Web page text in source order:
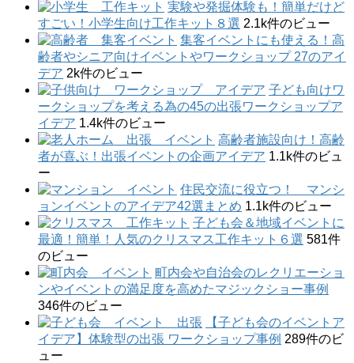
実験や発掘体験も！簡単だけど
すごい！小学生向け工作キット８選 2.1k件のビュー
集客イベントにも使える！高
齢者やシニア向けイベントやワークショップ 27のアイ
デア 2k件のビュー
子ども向けワ
ークショップを考える為の45の出張ワークショップア
イデア 1.4k件のビュー
高齢者施設向け！高齢
者が喜ぶ！出張イベントの企画アイデア 1.1k件のビュ
ー
住民交流に役立つ！ マンシ
ョンイベントのアイデア42選まとめ 1.1k件のビュー
子ども会＆地域イベントに
最適！簡単！人気のクリスマス工作キット６選 581件
のビュー
町内会や自治会のレクリエーショ
ンやイベントの満足度を高めたマジックショー事例
346件のビュー
【子ども会のイベントア
イデア】体験型の出張 ワークショップ事例 289件のビ
ュー